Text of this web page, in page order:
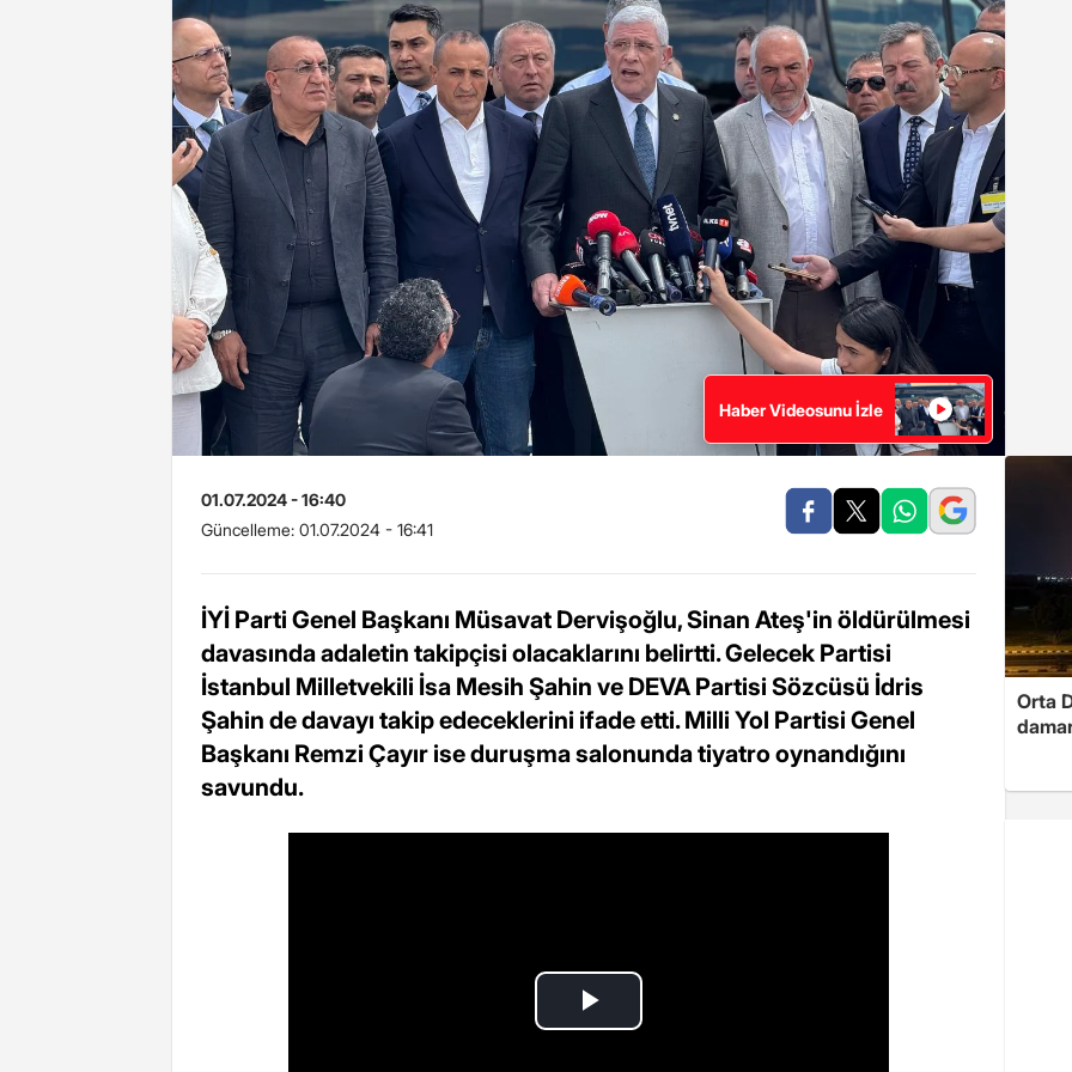
Haber Videosunu İzle
01.07.2024 - 16:40
Güncelleme: 01.07.2024 - 16:41
İYİ Parti Genel Başkanı Müsavat Dervişoğlu, Sinan Ateş'in öldürülmesi
davasında adaletin takipçisi olacaklarını belirtti. Gelecek Partisi
İstanbul Milletvekili İsa Mesih Şahin ve DEVA Partisi Sözcüsü İdris
Şahin de davayı takip edeceklerini ifade etti. Milli Yol Partisi Genel
Başkanı Remzi Çayır ise duruşma salonunda tiyatro oynandığını
savundu.
Orta